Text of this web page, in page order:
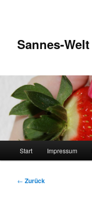
Sannes-Welt
Start Impressum
Beitragsnavigation
← Zurück